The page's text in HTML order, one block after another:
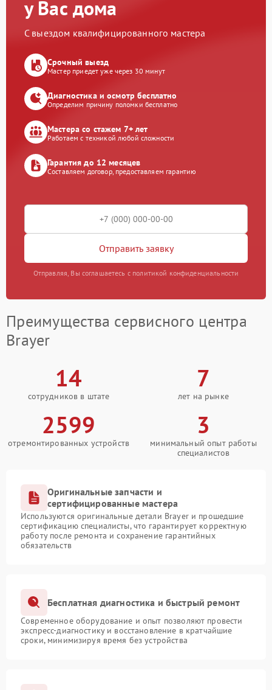
у Вас дома
С выездом квалифицированного мастера
Срочный выезд
Мастер приедет уже через 30 минут
Диагностика и осмотр бесплатно
Определим причину поломки бесплатно
Мастера со стажем 7+ лет
Работаем с техникой любой сложности
Гарантия до 12 месяцев
Составляем договор, предоставляем гарантию
Отправить заявку
Отправляя, Вы соглашаетесь с политикой конфиденциальности
Преимущества сервисного центра
Brayer
14
сотрудников в штате
7
лет на рынке
2599
отремонтированных устройств
3
минимальный опыт работы
специалистов
Оригинальные запчасти и
сертифицированные мастера
Используются оригинальные детали Brayer и прошедшие
сертификацию специалисты, что гарантирует корректную
работу после ремонта и сохранение гарантийных
обязательств
Бесплатная диагностика и быстрый ремонт
Современное оборудование и опыт позволяют провести
экспресс-диагностику и восстановление в кратчайшие
сроки, минимизируя время без устройства